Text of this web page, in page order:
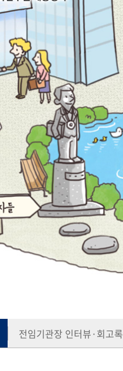
전임기관장 인터뷰·회고록